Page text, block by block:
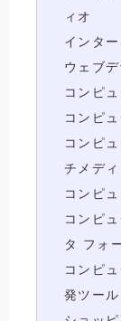
ィオ
インタ
ウェブ
コンピ
コンピ
コンピ
チメデ
コンピ
コンピ
タ フォ
コンピ
発ツール